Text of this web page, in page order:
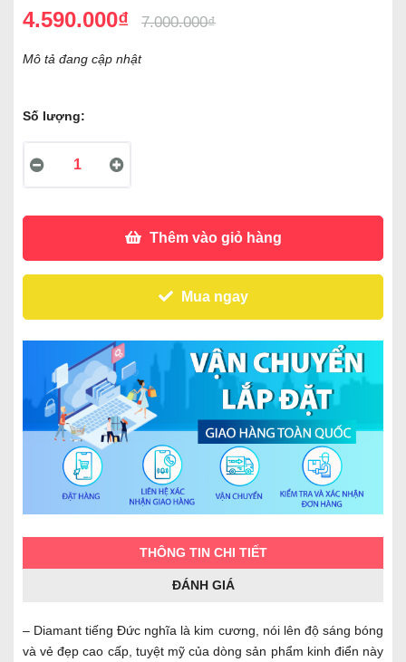
4.590.000₫ 7.000.000₫
Mô tả đang cập nhật
Số lượng:
Thêm vào giỏ hàng
Mua ngay
THÔNG TIN CHI TIẾT
ĐÁNH GIÁ
– Diamant tiếng Đức nghĩa là kim cương, nói lên độ sáng bóng
và vẻ đẹp cao cấp, tuyệt mỹ của dòng sản phẩm kinh điển này